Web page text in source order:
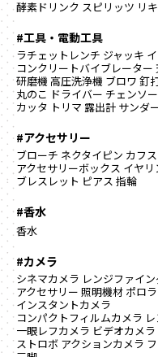
酵素ドリンク スピリッツ リ
#工具・電動工具
ラチェットレンチ ジャッキ
コンクリートバイブレーター
研磨機 高圧洗浄機 ブロワ 釘
丸のこ ドライバー チェンソー
カッタ トリマ 露出計 サンダ
#アクセサリー
ブローチ ネクタイピン カフス
アクセサリーボックス イヤリ
ブレスレット ピアス 指輪
#香水
香水
#カメラ
シネマカメラ レンジファイ
アクセサリー 照明機材 ポロ
インスタントカメラ
コンパクトフィルムカメラ
一眼レフカメラ ビデオカメラ
ストロボ アクションカメラ